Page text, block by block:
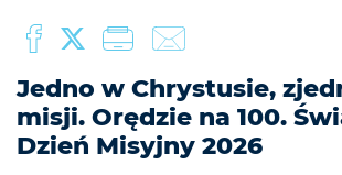
Jedno w Chrystusie,
misji. Orędzie na 100.
Dzień Misyjny 2026